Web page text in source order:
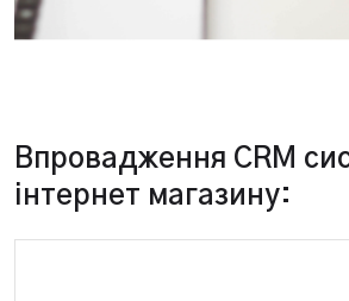
Впровадження CRM
інтернет магазину: